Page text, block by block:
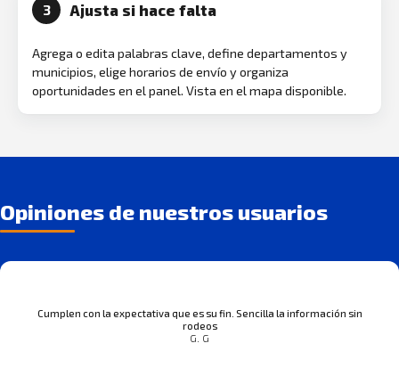
3 Ajusta si hace falta
Agrega o edita palabras clave, define departamentos y
municipios, elige horarios de envío y organiza
oportunidades en el panel. Vista en el mapa disponible.
Opiniones de nuestros usuarios
Cumplen con la expectativa que es su fin. Sencilla la información sin
rodeos
G. G